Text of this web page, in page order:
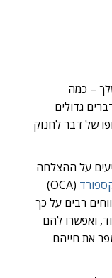
– כמה
גדולים
של דבר לחנוק
על ההצלחה
(OCA)
אנשים מאז 1960 עם דיווחים רבים על כך
ואפשרו להם
את חייהם